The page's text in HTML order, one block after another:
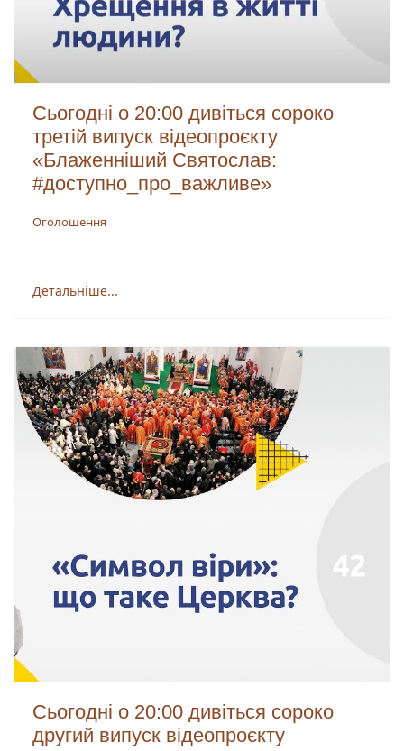
Сьогодні о 20:00 дивіться сороко
третій випуск відеопроєкту
«Блаженніший Святослав:
#доступно_про_важливе»
Оголошення
Детальніше...
Сьогодні о 20:00 дивіться сороко
другий випуск відеопроєкту